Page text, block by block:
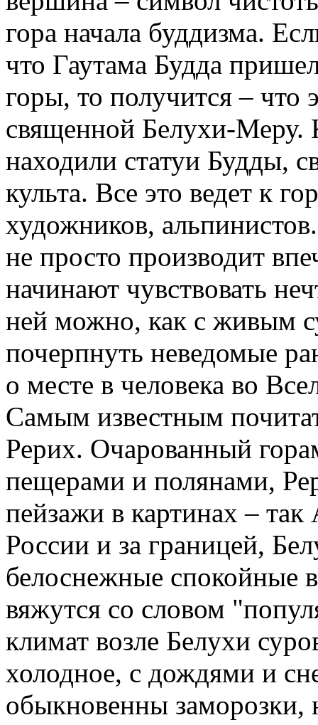
гора начала буддизма.
что Гаутама Будда
горы, то получится – что
священной Белухи-Меру.
находили статуи Будды,
культа. Все это ведет к
художников,
не просто производит
начинают чувствовать
ней можно, как с живым
почерпнуть неведомые
о месте в человека во
Самым известным
Рерих. Очарованный
пещерами и полянами,
пейзажи в картинах –
России и за границей,
белоснежные спокойные
вяжутся со словом
климат возле Белухи
холодное, с дождями и
обыкновенны